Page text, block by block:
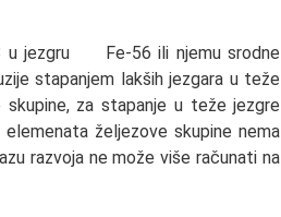
u jezgru Fe-56 ili njemu srodne
stapanjem lakših jezgara u teže
za stapanje u teže jezgre
željezove skupine nema
razvoja ne može više računati na